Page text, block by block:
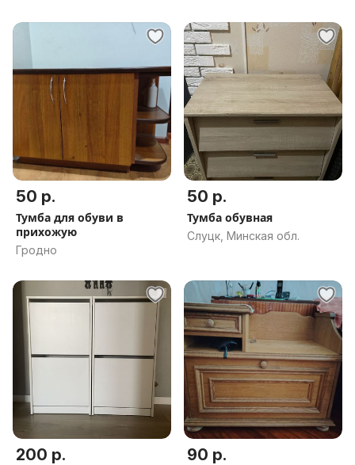
50 р.
Тумба для обуви в
прихожую
Гродно
50 р.
Тумба обувная
Слуцк, Минская обл.
200 р. 90 р.